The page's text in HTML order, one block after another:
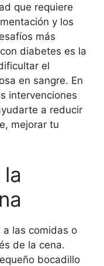
que requiere
y los
más
diabetes es la
el
en sangre. En
intervenciones
a reducir
mejorar tu
las comidas o
de la cena.
bocadillo